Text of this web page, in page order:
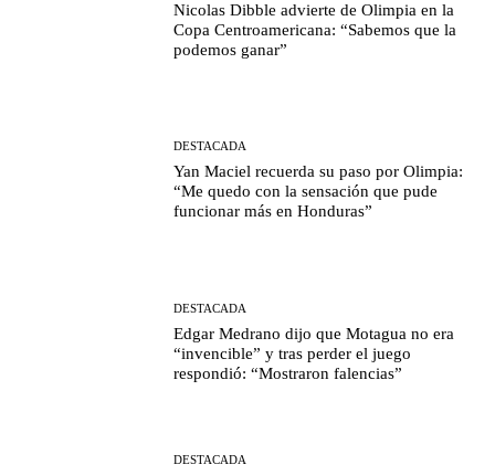
Nicolas Dibble advierte de Olimpia en la
Copa Centroamericana: “Sabemos que la
podemos ganar”
DESTACADA
Yan Maciel recuerda su paso por Olimpia:
“Me quedo con la sensación que pude
funcionar más en Honduras”
DESTACADA
Edgar Medrano dijo que Motagua no era
“invencible” y tras perder el juego
respondió: “Mostraron falencias”
DESTACADA